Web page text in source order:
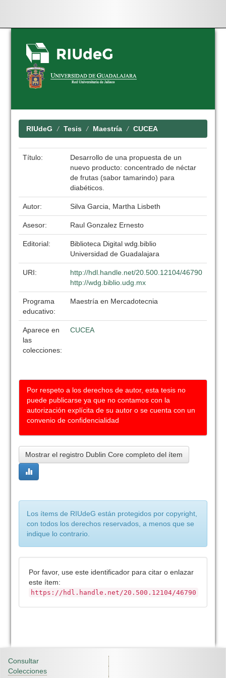
Skip
navigation
RIUdeG Tesis Maestría CUCEA
Título:
Desarrollo de una propuesta de un
nuevo producto: concentrado de néctar
de frutas (sabor tamarindo) para
diabéticos.
Autor: Silva Garcia, Martha Lisbeth
Asesor: Raul Gonzalez Ernesto
Editorial:
Biblioteca Digital wdg.biblio
Universidad de Guadalajara
URI:
http://hdl.handle.net/20.500.12104/46790
http://wdg.biblio.udg.mx
Programa
educativo:
Maestría en Mercadotecnia
Aparece en
las
colecciones:
CUCEA
Por respeto a los derechos de autor, esta tesis no
puede publicarse ya que no contamos con la
autorización explícita de su autor o se cuenta con un
convenio de confidencialidad
Mostrar el registro Dublin Core completo del ítem
Los ítems de RIUdeG están protegidos por copyright,
con todos los derechos reservados, a menos que se
indique lo contrario.
Por favor, use este identificador para citar o enlazar
este ítem:
https://hdl.handle.net/20.500.12104/46790
Consultar
Colecciones